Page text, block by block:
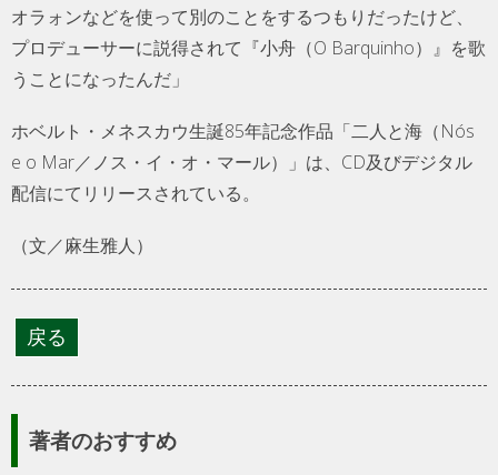
オラォンなどを使って別のことをするつもりだったけど、
プロデューサーに説得されて『小舟（O Barquinho）』を歌
うことになったんだ」
ホベルト・メネスカウ生誕85年記念作品「二人と海（Nós
e o Mar／ノス・イ・オ・マール）」は、CD及びデジタル
配信にてリリースされている。
（文／麻生雅人）
著者のおすすめ